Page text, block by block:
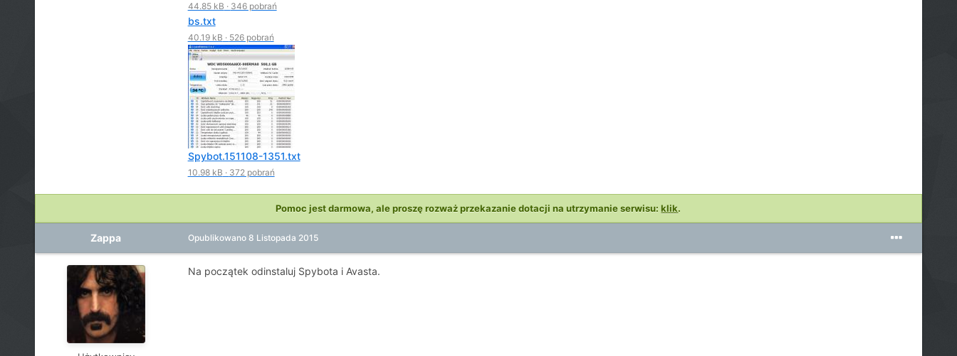
44.85 kB · 346 pobrań
bs.txt
40.19 kB · 526 pobrań
Spybot.151108-1351.txt
10.98 kB · 372 pobrań
Pomoc jest darmowa, ale proszę rozważ przekazanie dotacji na utrzymanie serwisu:klik.
Zappa Opublikowano 8 Listopada 2015
Na początek odinstaluj Spybota i Avasta.